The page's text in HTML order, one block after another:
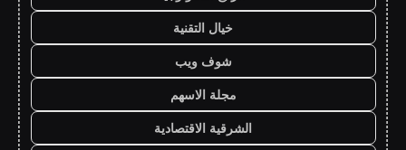
خيال التقنية
شوف ويب
مجلة الاسهم
الشرقية الاقتصادية